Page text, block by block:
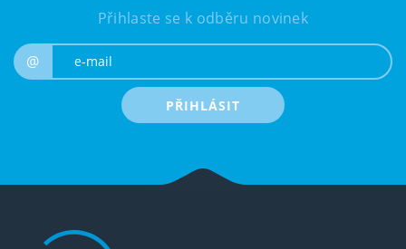
Přihlaste se k odběru novinek
@
PŘIHLÁSIT